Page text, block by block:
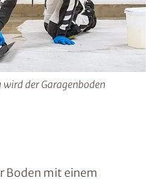
der Garagenboden
Boden mit einem